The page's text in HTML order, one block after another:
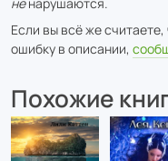
Если вы всё же
ошибку в описании,
Похожие